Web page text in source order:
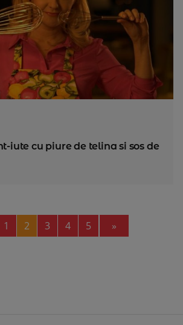
iute cu piure de telina si sos de
1 2 3 4 5 »